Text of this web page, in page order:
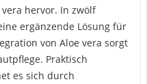
hervor. In zwölf
ergänzende Lösung für
von Aloe vera sorgt
Praktisch
es sich durch